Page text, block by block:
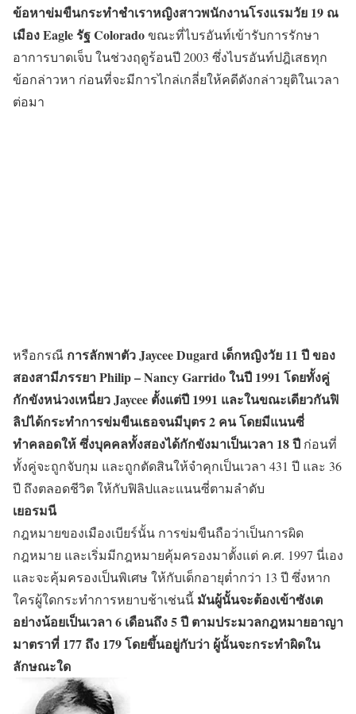
ข้อหาข่มขืนกระทำชำเราหญิงสาวพนักงานโรงแรมวัย 19 ณ
เมือง Eagle รัฐ Coloradoขณะที่ไบรอันท์เข้ารับการรักษา
อาการบาดเจ็บ ในช่วงฤดูร้อนปี 2003 ซึ่งไบรอันท์ปฎิเสธทุก
ข้อกล่าวหา ก่อนที่จะมีการไกล่เกลี่ยให้คดีดังกล่าวยุติในเวลา
ต่อมา
หรือกรณี การลักพาตัว Jaycee Dugard เด็กหญิงวัย 11 ปี ของ
สองสามีภรรยา Philip – Nancy Garrido ในปี 1991 โดยทั้งคู่
กักขังหน่วงเหนี่ยว Jaycee ตั้งแต่ปี 1991 และในขณะเดียวกันฟิ
ลิปได้กระทำการข่มขืนเธอจนมีบุตร 2 คน โดยมีแนนซี่
ทำคลอดให้ ซึ่งบุคคลทั้งสองได้กักขังมาเป็นเวลา 18 ปี ก่อนที่
ทั้งคู่จะถูกจับกุม และถูกตัดสินให้จำคุกเป็นเวลา 431 ปี และ 36
ปี ถึงตลอดชีวิต ให้กับฟิลิปและแนนซี่ตามลำดับ
เยอรมนี
กฎหมายของเมืองเบียร์นั้น การข่มขืนถือว่าเป็นการผิด
กฎหมาย และเริ่มมีกฎหมายคุ้มครองมาตั้งแต่ ค.ศ. 1997 นี่เอง
และจะคุ้มครองเป็นพิเศษ ให้กับเด็กอายุต่ำกว่า 13 ปี ซึ่งหาก
ใครผู้ใดกระทำการหยาบช้าเช่นนี้ มันผู้นั้นจะต้องเข้าซังเต
อย่างน้อยเป็นเวลา 6 เดือนถึง 5 ปี ตามประมวลกฎหมายอาญา
มาตราที่ 177 ถึง 179 โดยขึ้นอยู่กับว่า ผู้นั้นจะกระทำผิดใน
ลักษณะใด